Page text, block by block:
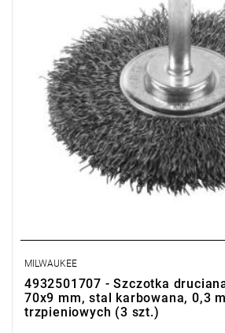
MILWAUKEE
4932501707 - Szczotka
70x9 mm, stal karbowana, 0,3
trzpieniowych (3 szt.)